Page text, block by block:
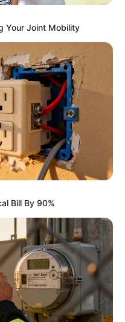
เกณฑ์เดินทางเกิดขึ้น
จต้องระวังเจอลูกค้า
าได้ ความรักไม่เข้าใจ
เงินมีเกณฑ์ใช้จ่ายไปกับ
ะ
คือ ไพ่จากลา
Your Joint Mobility
Bill By 90%